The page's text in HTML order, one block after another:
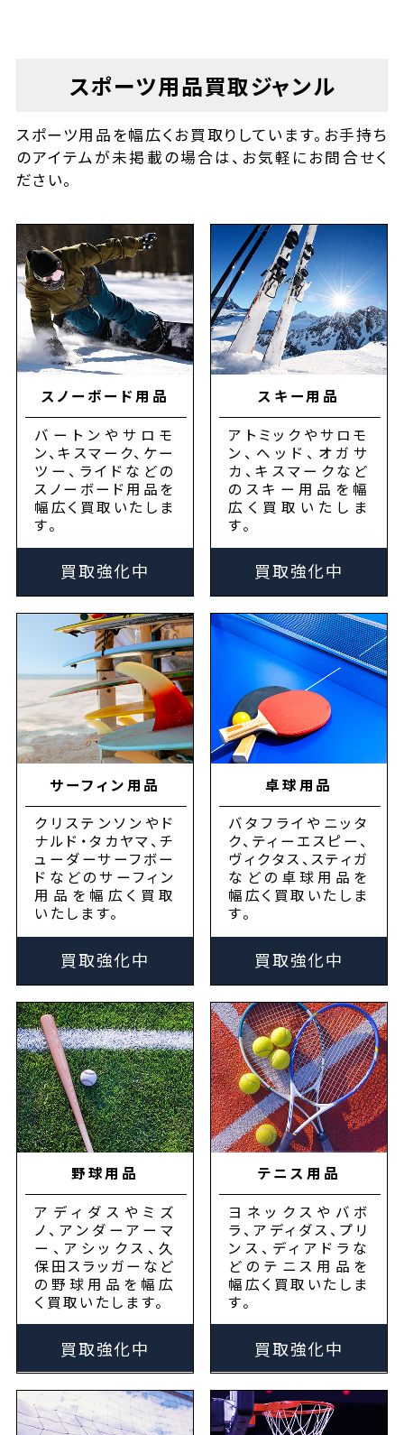
スポーツ用品買取ジャンル
スポーツ用品を幅広くお買取りしています。お手持ち
のアイテムが未掲載の場合は、お気軽にお問合せく
ださい。
スノーボード用品
バートンやサロモ
ン、キスマーク、ケー
ツー、ライドなどの
スノーボード用品を
幅広く買取いたしま
す。
買取強化中
スキー用品
アトミックやサロモ
ン、ヘッド、オガサ
カ、キスマークなど
のスキー用品を幅
広く買取いたしま
す。
買取強化中
サーフィン用品
クリステンソンやド
ナルド・タカヤマ、チ
ューダーサーフボー
ドなどのサーフィン
用品を幅広く買取
いたします。
買取強化中
卓球用品
バタフライやニッタ
ク、ティーエスピー、
ヴィクタス、スティガ
などの卓球用品を
幅広く買取いたしま
す。
買取強化中
野球用品
アディダスやミズ
ノ、アンダーアーマ
ー、アシックス、久
保田スラッガーなど
の野球用品を幅広
く買取いたします。
買取強化中
テニス用品
ヨネックスやバボ
ラ、アディダス、プリ
ンス、ディアドラな
どのテニス用品を
幅広く買取いたしま
す。
買取強化中